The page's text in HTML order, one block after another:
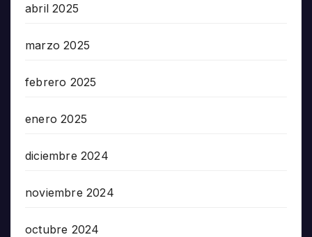
abril 2025
marzo 2025
febrero 2025
enero 2025
diciembre 2024
noviembre 2024
octubre 2024